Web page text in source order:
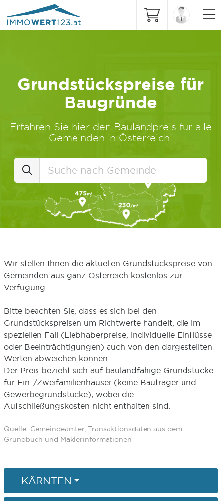
Grundstückspreise für
Baugründe
Erfahren Sie hier den Baulandpreis für alle
Gemeinden in Österreich!
Wir stellen Ihnen die aktuellen Grundstückspreise von
Gemeinden aus ganz Österreich kostenlos zur
Verfügung.
Bitte beachten Sie, dass es sich bei den
Grundstückspreisen um Richtwerte handelt, die im
speziellen Fall (Liebhaberpreise, individuelle Einflüsse
oder Beeinträchtigungen) auch von den dargestellten
Werten abweichen können.
Der Preis bezieht sich auf baulandfähige Grundstücke
für Ein-/Zweifamilienhäuser (keine Bauträger und
Gewerbegrundstücke), wobei die
Aufschließungskosten nicht enthalten sind.
Quelle: Gemeindeämter, Transaktionsdaten aus dem
Grundbuch und Maklerinformationen
KÄRNTEN